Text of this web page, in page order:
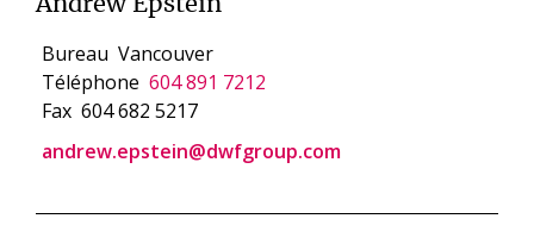
Andrew Epstein
Bureau Vancouver
Téléphone 604 891 7212
Fax 604 682 5217
andrew.epstein@dwfgroup.com